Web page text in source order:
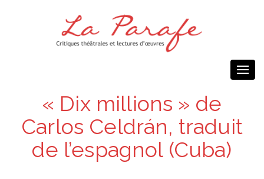
« Dix millions » de
Carlos Celdrán, traduit
de l’espagnol (Cuba)